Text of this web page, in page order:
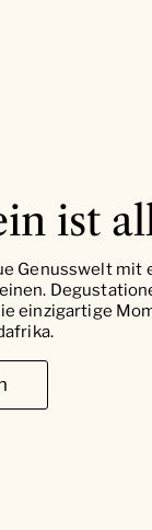
ist
Genusswelt mit
einzigartige